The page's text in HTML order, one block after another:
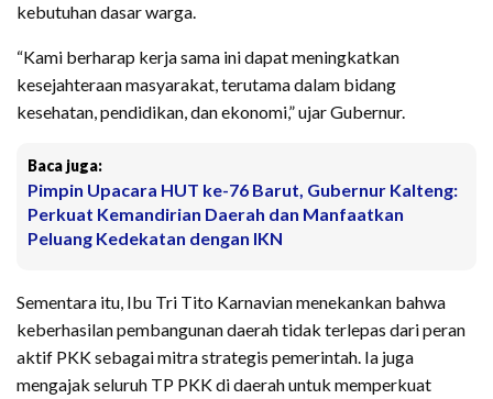
kebutuhan dasar warga.
“Kami berharap kerja sama ini dapat meningkatkan
kesejahteraan masyarakat, terutama dalam bidang
kesehatan, pendidikan, dan ekonomi,” ujar Gubernur.
Baca juga:
Pimpin Upacara HUT ke-76 Barut, Gubernur Kalteng:
Perkuat Kemandirian Daerah dan Manfaatkan
Peluang Kedekatan dengan IKN
Sementara itu, Ibu Tri Tito Karnavian menekankan bahwa
keberhasilan pembangunan daerah tidak terlepas dari peran
aktif PKK sebagai mitra strategis pemerintah. Ia juga
mengajak seluruh TP PKK di daerah untuk memperkuat